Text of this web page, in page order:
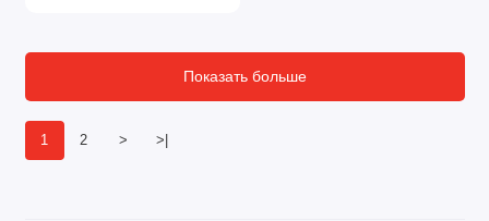
1 2 > >|
Показать больше